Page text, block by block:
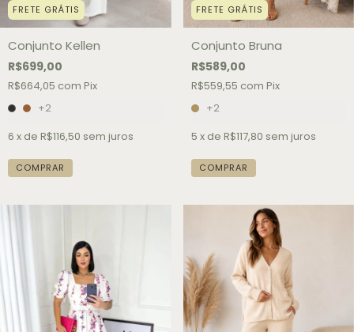
FRETE GRÁTIS
Conjunto Kellen
R$699,00
R$664,05 com Pix
+2
6 x de R$116,50 sem juros
COMPRAR
FRETE GRÁTIS
Conjunto Bruna
R$589,00
R$559,55 com Pix
+2
5 x de R$117,80 sem juros
COMPRAR